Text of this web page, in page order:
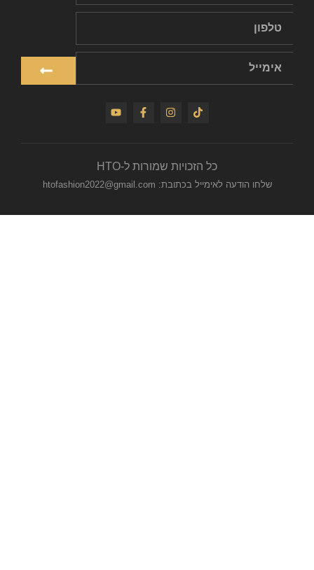
כל הזכויות שמורות ל-HTO
שלחו הודעה לאימייל בכתובת: htofashion2022@gmail.com